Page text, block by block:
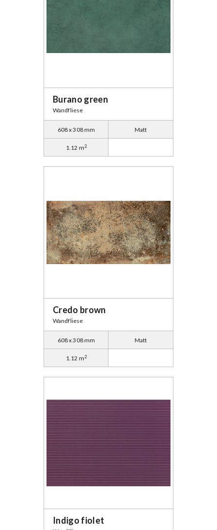
Burano green
Wandfliese
608 x 308 mm Matt
1.12 m2
Credo brown
Wandfliese
608 x 308 mm Matt
1.12 m2
Indigo fiolet